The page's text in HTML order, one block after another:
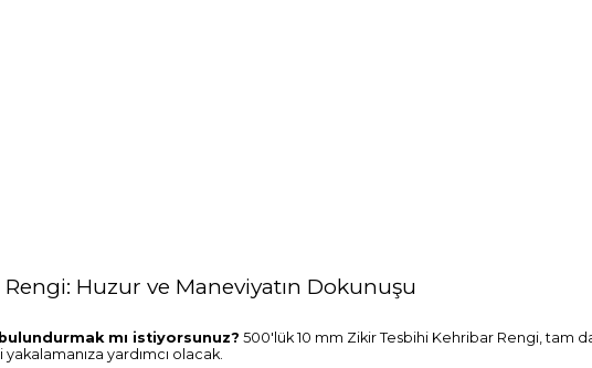
Huzur ve Maneviyatın Dokunuşu
mı istiyorsunuz? 500'lük 10 mm Zikir Tesbihi Kehribar Rengi,
yardımcı olacak.